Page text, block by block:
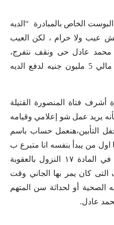
الخاص بالمبادرة “الديه
عيب ولا حرام ، لكن العيب
محمد عادل حى ونقف نتفرج،
حملة جمع تبرعات لجمع مبلغ مالي 5 مليون جنيه لدفع الديه
أشرف فتاة المنصورة القتيلة
يريد عمل شو إعلامي وقيامه
التأبين،هنعمل حساب باسم
من يبدأ بنفسه انا متبرع ب
10 الآلاف جنيه ، القانون يجيز في المادة ١٧ النزول بالعقوبة
كان يمر بها الجاني وقت
الصحية أو لحداثة سن المتهم
عادل.